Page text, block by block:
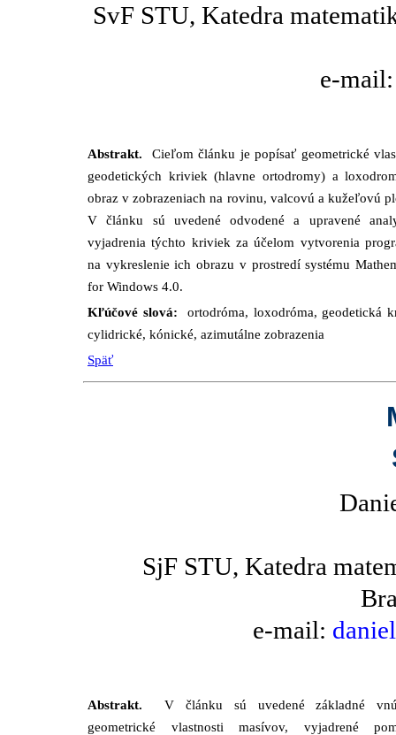
SvF STU, Katedra
e-
Abstrakt. Cieľom článku je popísať geometrické
geodetických kriviek (hlavne ortodromy) a
obraz v zobrazeniach na rovinu, valcovú a kužeľovú
V článku sú uvedené odvodené a upravené
vyjadrenia týchto kriviek za účelom vytvorenia
na vykreslenie ich obrazu v prostredí systému
for Windows 4.0.
Kľúčové slová: ortodróma, loxodróma, geodetická
cylidrické, kónické, azimutálne zobrazenia
Späť
SjF STU, Katedra
e-mail:
Abstrakt.V článku sú uvedené základné
geometrické vlastnosti masívov, vyjadrené